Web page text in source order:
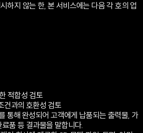
하지 않는 한, 본 서비스에는 다음 각 호의 업
적합성 검토
건과의 호환성 검토
통해 완성되어 고객에게 납품되는 출력물, 가
품 등 결과물을 말합니다.